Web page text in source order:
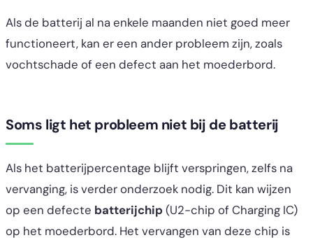
Als de batterij al na enkele maanden niet goed meer
functioneert, kan er een ander probleem zijn, zoals
vochtschade of een defect aan het moederbord.
Soms ligt het probleem niet bij de batterij
Als het batterijpercentage blijft verspringen, zelfs na
vervanging, is verder onderzoek nodig. Dit kan wijzen
op een defecte batterijchip(U2-chip of Charging IC)
op het moederbord. Het vervangen van deze chip is